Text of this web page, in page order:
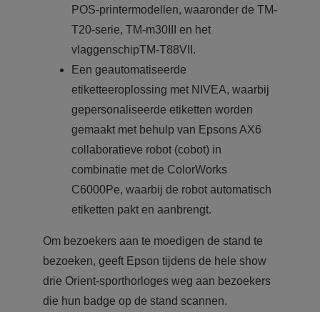
POS-printermodellen, waaronder de TM-
T20-serie, TM-m30III en het
vlaggenschipTM-T88VII.
Een geautomatiseerde
etiketteeroplossing met NIVEA, waarbij
gepersonaliseerde etiketten worden
gemaakt met behulp van Epsons AX6
collaboratieve robot (cobot) in
combinatie met de ColorWorks
C6000Pe, waarbij de robot automatisch
etiketten pakt en aanbrengt.
Om bezoekers aan te moedigen de stand te
bezoeken, geeft Epson tijdens de hele show
drie Orient-sporthorloges weg aan bezoekers
die hun badge op de stand scannen.